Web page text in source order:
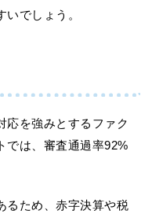
でしょう。
応を強みとするファク
では、審査通過率92%
るため、赤字決算や税